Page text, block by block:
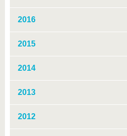
2016
2015
2014
2013
2012